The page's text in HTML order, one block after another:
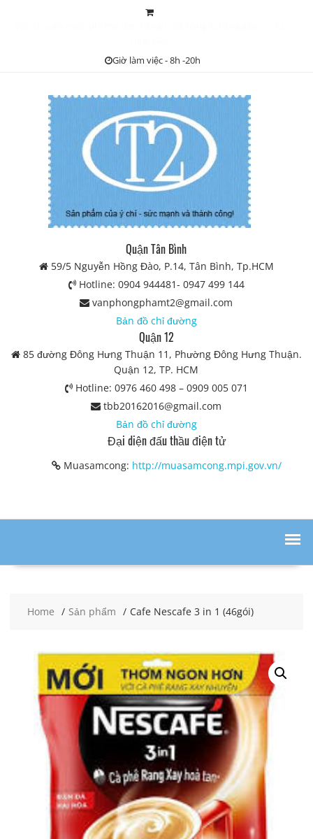
Giờ làm việc - 8h -20h
Quận Tân Bình
59/5 Nguyễn Hồng Đào, P.14, Tân Bình, Tp.HCM
Hotline: 0904 944481- 0947 499 144
vanphongphamt2@gmail.com
Bản đồ chỉ đường
Quận 12
85 đường Đông Hưng Thuận 11, Phường Đông Hưng Thuận.
Quận 12, TP. HCM
Hotline: 0976 460 498 – 0909 005 071
tbb20162016@gmail.com
Bản đồ chỉ đường
Đại diện đấu thầu điện tử
Muasamcong: http://muasamcong.mpi.gov.vn/
Home Sản phẩm Cafe Nescafe 3 in 1 (46gói)